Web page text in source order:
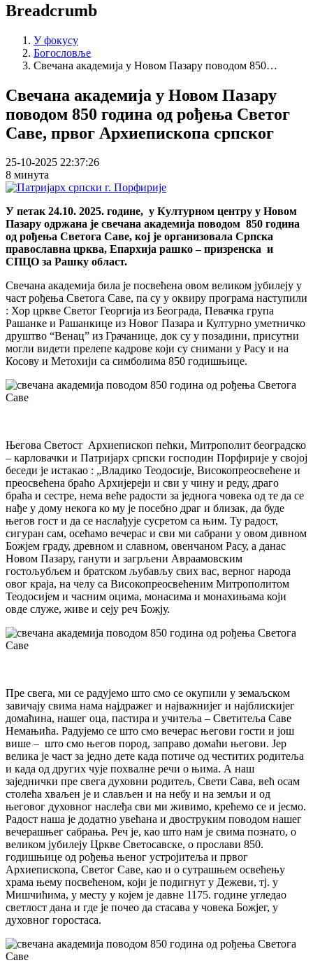
Breadcrumb
У фокусу
Богословље
Свечана академија у Новом Пазару поводом 850…
Свечана академија у Новом Пазару
поводом 850 година од рођења Светог
Саве, првог Архиепископа српског
25-10-2025 22:37:26
8 минута
У петак 24.10. 2025. године, у Културном центру у Новом
Пазару одржана је свечана академија поводом 850 година
од рођења Светога Саве, кој је организовала Српска
православна црква, Епархија рашко – призренска и
СПЦО за Рашку област.
Свечана академија била је посвећена овом великом јубилеју у
част рођења Светога Саве, па су у оквиру програма наступили
: Хор цркве Светог Георгија из Београда, Певачка група
Рашанке и Рашанкице из Новог Пазара и Културно уметничко
друштво “Венац” из Грачанице, док су у позадини, присутни
могли видети прелепе кадрове који су снимани у Расу и на
Косову и Метохији са симболима 850 годишњице.
Његова Светост Архиепископ пећки, Митрополит београдско
– карловачки и Патријарх српски господин Порфирије у својој
беседи је истакао : „Владико Теодосије, Високопреосвећене и
преосвећена браћо Архијереји и сви у чину и реду, драго
браћа и сестре, нема веће радости за једнога човека од те да се
нађе у дому некога ко му је посебно драг и близак, да буде
његов гост и да се наслађује сусретом са њим. Ту радост,
сигуран сам, осећамо вечерас и сви ми сабрани у овом дивном
Божјем граду, древном и славном, овенчаном Расу, а данас
Новом Пазару, ганути и загрљени Авраамовским
гостољубљем и братском љубављу свих вас, верног народа
овог краја, на челу са Високопреосвећеним Митрополитом
Теодосијем и часним оцима, монасима и монахињама који
овде служе, живе и сеју реч Божју.
Пре свега, ми се радујемо што смо се окупили у земаљском
завичају свима нама најдражег и најважнијег и најблискијег
домаћина, нашег оца, пастира и учитеља – Светитеља Саве
Немањића. Радујемо се што смо вечерас његови гости и још
више – што смо његов пород, заправо домаћи његови. Јер
велика је част за једно дете када потиче од честитих родитеља
и када од других чује похвалне речи о њима. А наш
заједнички пре свега духовни родитељ, Свети Сава, већ осам
столећа хваљен је и слављен и на небу и на земљи и од
његовог духовног наслеђа сви ми живимо, крећемо се и јесмо.
Радост наша је додатно увећана и двоструким поводом нашег
вечерашњег сабрања. Реч је, као што нам је свима познато, о
великом јубилеју Цркве Светосавске, о прослави 850.
годишњице од рођења њеног устројитеља и првог
Архиепископа, Светог Саве, као и о сутрашњем освећењу
храма њему посвећеном, који је подигнут у Дежеви, тј. у
Мишчићима, у месту у којем је давне 1175. године угледао
светлост дана и где је почео да стасава у човека Божјег, у
духовног горостаса.